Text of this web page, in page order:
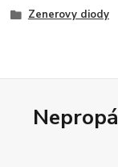
Zenerovy diody